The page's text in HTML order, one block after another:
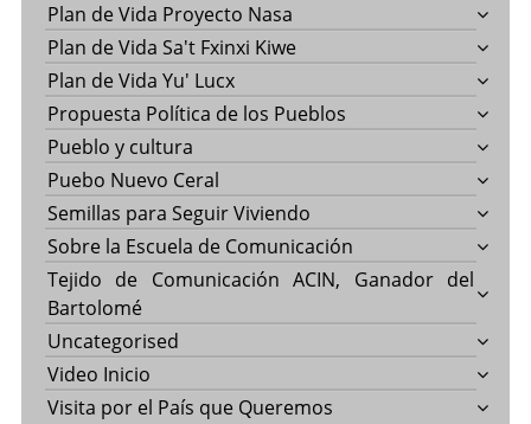
Plan de Vida Proyecto Nasa
Plan de Vida Sa't Fxinxi Kiwe
Plan de Vida Yu' Lucx
Propuesta Política de los Pueblos
Pueblo y cultura
Puebo Nuevo Ceral
Semillas para Seguir Viviendo
Sobre la Escuela de Comunicación
Tejido de Comunicación ACIN, Ganador del
Bartolomé
Uncategorised
Video Inicio
Visita por el País que Queremos